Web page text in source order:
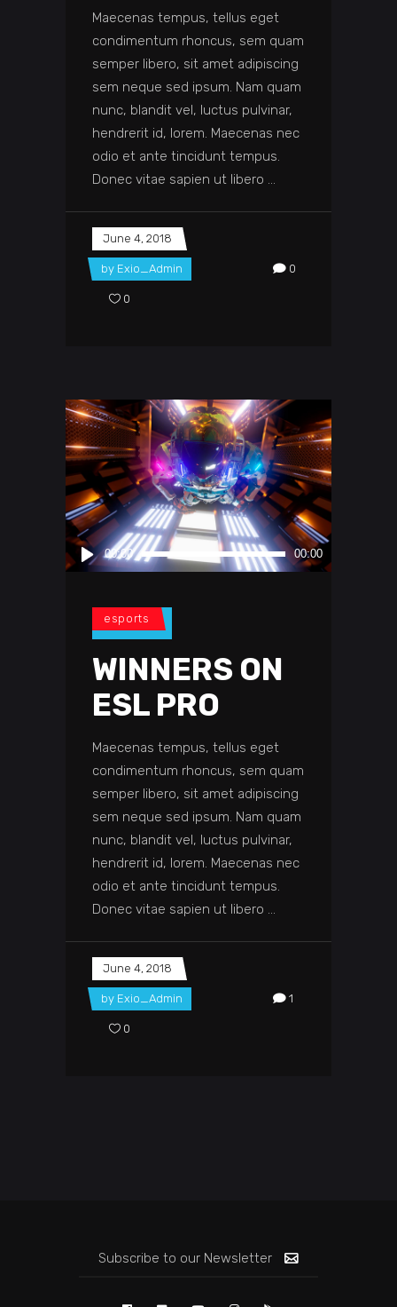
Maecenas tempus, tellus eget
condimentum rhoncus, sem quam
semper libero, sit amet adipiscing
sem neque sed ipsum. Nam quam
nunc, blandit vel, luctus pulvinar,
hendrerit id, lorem. Maecenas nec
odio et ante tincidunt tempus.
Donec vitae sapien ut libero
June 4, 2018
by Exio_Admin 0
0
Audio
Player
00:00 00:00
esports
WINNERS ON
ESL PRO
Maecenas tempus, tellus eget
condimentum rhoncus, sem quam
semper libero, sit amet adipiscing
sem neque sed ipsum. Nam quam
nunc, blandit vel, luctus pulvinar,
hendrerit id, lorem. Maecenas nec
odio et ante tincidunt tempus.
Donec vitae sapien ut libero
June 4, 2018
by Exio_Admin 1
0